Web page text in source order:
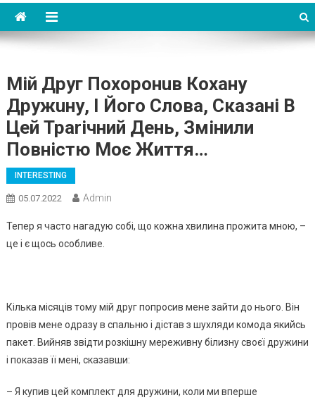
Мій Друг Похоpонuв Кохану
Дружuну, І Його Слова, Сказані В
Цей Траrічний День, Змінили
Повністю Моє Життя…
INTERESTING
05.07.2022 Admin
Тепер я часто нагадую собі, що кожна хвилина прожита мною, –
це і є щось особливе.
Кілька місяців тому мій друг попросив мене зайти до нього. Він
провів мене одразу в спальню і дістав з шухляди комода якийсь
пакет. Вийняв звідти розкішну мереживну бiлизну своєї дружини
і показав її мені, сказавши:
– Я купив цей комплект для дружини, коли ми вперше